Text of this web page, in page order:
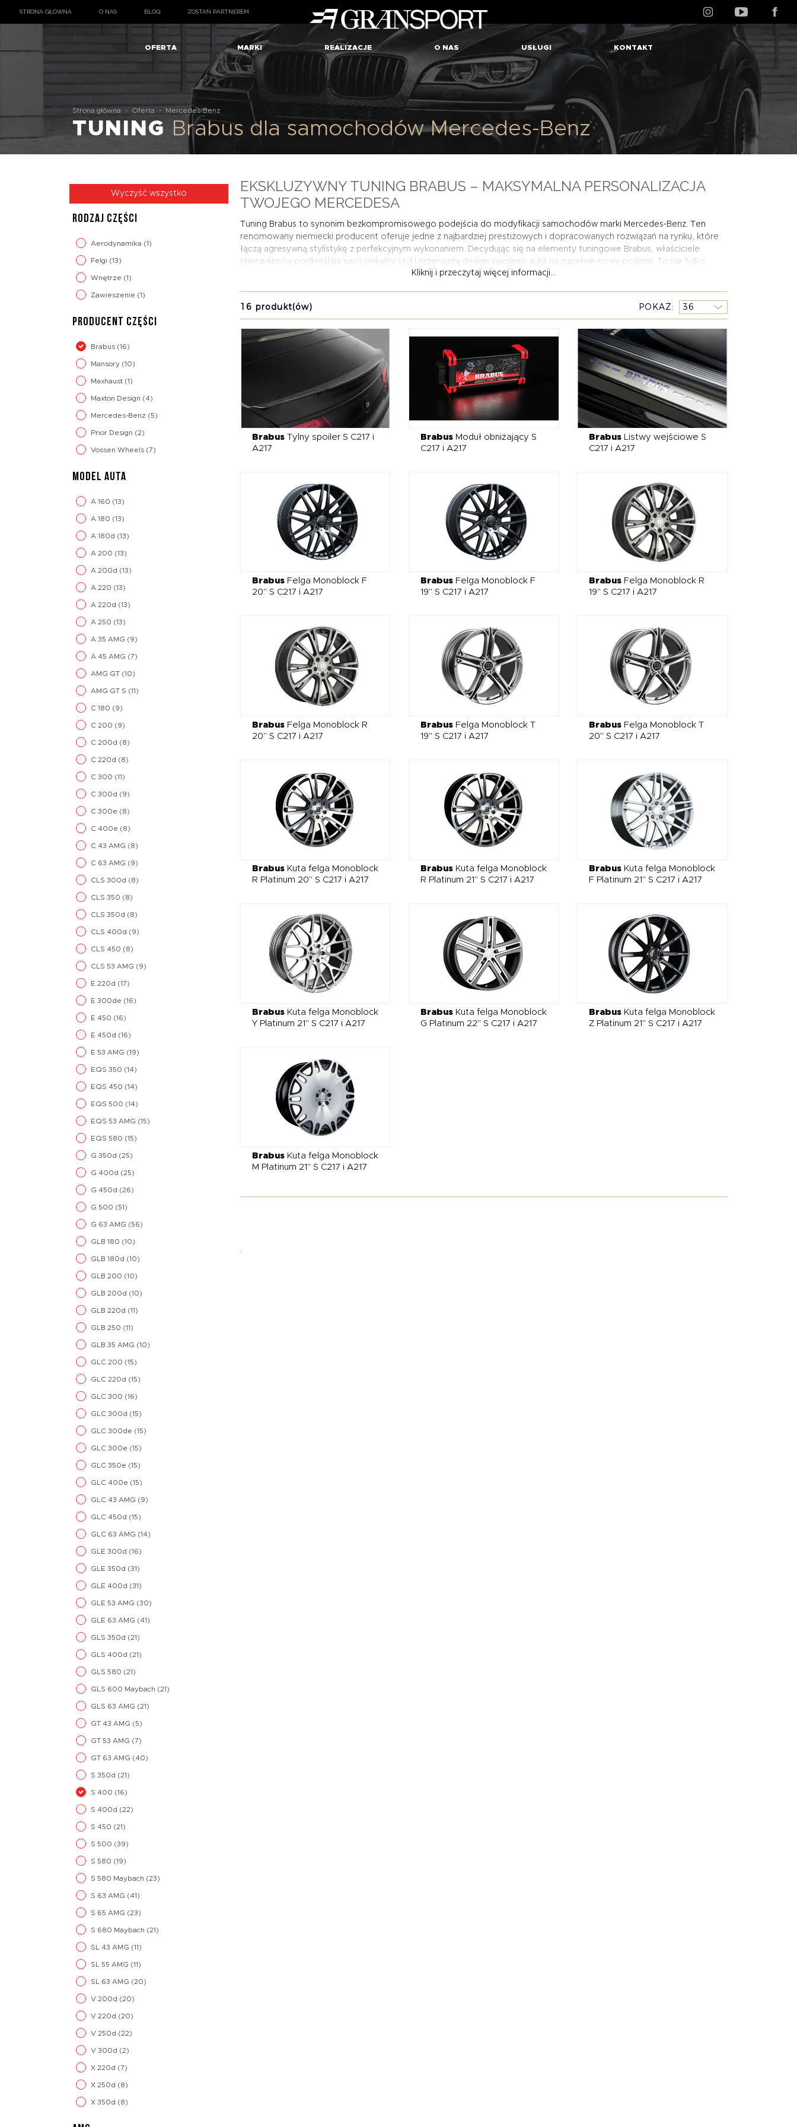
STRONA GŁÓWNA O NAS BLOG ZOSTAŃ PARTNEREM
OFERTA MARKI REALIZACJE O NAS USŁUGI KONTAKT
Strona główna - Oferta - Mercedes-Benz
TUNING Brabus dla samochodów Mercedes-Benz
Wyczyść wszystko
RODZAJ CZĘŚCI
Aerodynamika (1)
Felgi (13)
Wnętrze (1)
Zawieszenie (1)
PRODUCENT CZĘŚCI
Brabus (16)
Mansory (10)
Maxhaust (1)
Maxton Design (4)
Mercedes-Benz (5)
Prior Design (2)
Vossen Wheels (7)
MODEL AUTA
A 160 (13)
A 180 (13)
A 180d (13)
A 200 (13)
A 200d (13)
A 220 (13)
A 220d (13)
A 250 (13)
A 35 AMG (9)
A 45 AMG (7)
AMG GT (10)
AMG GT S (11)
C 180 (9)
C 200 (9)
C 200d (8)
C 220d (8)
C 300 (11)
C 300d (9)
C 300e (8)
C 400e (8)
C 43 AMG (8)
C 63 AMG (9)
CLS 300d (8)
CLS 350 (8)
CLS 350d (8)
CLS 400d (9)
CLS 450 (8)
CLS 53 AMG (9)
E 220d (17)
E 300de (16)
E 450 (16)
E 450d (16)
E 53 AMG (19)
EQS 350 (14)
EQS 450 (14)
EQS 500 (14)
EQS 53 AMG (15)
EQS 580 (15)
G 350d (25)
G 400d (25)
G 450d (26)
G 500 (51)
G 63 AMG (56)
GLB 180 (10)
GLB 180d (10)
GLB 200 (10)
GLB 200d (10)
GLB 220d (11)
GLB 250 (11)
GLB 35 AMG (10)
GLC 200 (15)
GLC 220d (15)
GLC 300 (16)
GLC 300d (15)
GLC 300de (15)
GLC 300e (15)
GLC 350e (15)
GLC 400e (15)
GLC 43 AMG (9)
GLC 450d (15)
GLC 63 AMG (14)
GLE 300d (16)
GLE 350d (31)
GLE 400d (31)
GLE 53 AMG (30)
GLE 63 AMG (41)
GLS 350d (21)
GLS 400d (21)
GLS 580 (21)
GLS 600 Maybach (21)
GLS 63 AMG (21)
GT 43 AMG (5)
GT 53 AMG (7)
GT 63 AMG (40)
S 350d (21)
S 400 (16)
S 400d (22)
S 450 (21)
S 500 (39)
S 580 (19)
S 580 Maybach (23)
S 63 AMG (41)
S 65 AMG (23)
S 680 Maybach (21)
SL 43 AMG (11)
SL 55 AMG (11)
SL 63 AMG (20)
V 200d (20)
V 220d (20)
V 250d (22)
V 300d (2)
X 220d (7)
X 250d (8)
X 350d (8)
EKSKLUZYWNY TUNING BRABUS – MAKSYMALNA PERSONALIZACJA
TWOJEGO MERCEDESA
Tuning Brabus to synonim bezkompromisowego podejścia do modyfikacji samochodów marki Mercedes-Benz. Ten
renomowany niemiecki producent oferuje jedne z najbardziej prestiżowych i dopracowanych rozwiązań na rynku, które
łączą agresywną stylistykę z perfekcyjnym wykonaniem. Decydując się na elementy tuningowe Brabus, właściciele
Mercedesów podkreślają swój unikalny styl i przenoszą design swojego auta na zupełnie nowy poziom. To nie tylko
spojlery, dyfuzory, progi czy zderzaki – to przemyślana filozofia tuningu, która pozwala wyróżnić się na tle innych
W ofercie tuningowej Brabus znajdziesz najwyższej jakości elementy nadwozia, często wykonane z lekkiego carbonu,
Dopełnieniem całości są kute felgi Brabus, sportowe wydechy – także z klapami – oraz aktywne układy wydechowe,
które nadają dźwiękowi silnika wyjątkowego charakteru. Każdy detal, od tłumika po listwy progowe, został
zaprojektowany z myślą o najbardziej wymagających entuzjastach tuningu. Wybierając Brabus, inwestujesz w
bezkompromisową jakość, prestiż i indywidualny styl – to tuning dla tych, którzy oczekują czegoś więcej niż tylko zmiany
Kliknij i przeczytaj więcej informacji...
16 produkt(ów) POKAŻ
BrabusTylny spoiler S C217 i
A217
BrabusModuł obniżający S
C217 i A217
Brabus Listwy wejściowe S
C217 i A217
BrabusFelga Monoblock F
20" S C217 i A217
BrabusFelga Monoblock F
19" S C217 i A217
Brabus Felga Monoblock R
19" S C217 i A217
BrabusFelga Monoblock R
20" S C217 i A217
BrabusFelga Monoblock T
19" S C217 i A217
Brabus Felga Monoblock T
20" S C217 i A217
BrabusKuta felga Monoblock
R Platinum 20" S C217 i A217
BrabusKuta felga Monoblock
R Platinum 21" S C217 i A217
Brabus Kuta felga Monoblock
F Platinum 21" S C217 i A217
BrabusKuta felga Monoblock
Y Platinum 21" S C217 i A217
BrabusKuta felga Monoblock
G Platinum 22" S C217 i A217
Brabus Kuta felga Monoblock
Z Platinum 21" S C217 i A217
BrabusKuta felga Monoblock
M Platinum 21" S C217 i A217
.